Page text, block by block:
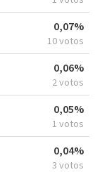
0,07%
10 votos
0,06%
2 votos
0,05%
1 votos
0,04%
3 votos